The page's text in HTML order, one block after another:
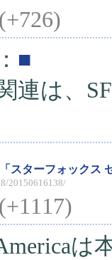
(+726)
■
連は、
スターフォックス
20150616138/
(+1117)
は